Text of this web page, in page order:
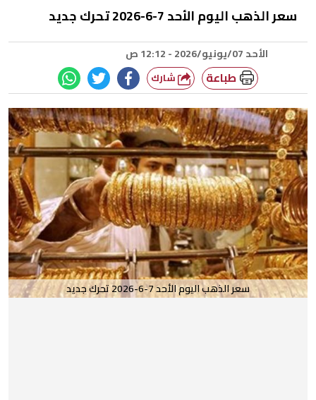
سعر الذهب اليوم الأحد 7-6-2026 تحرك جديد
الأحد 07/يونيو/2026 - 12:12 ص
طباعة
سعر الذهب اليوم الأحد 7-6-2026 تحرك جديد